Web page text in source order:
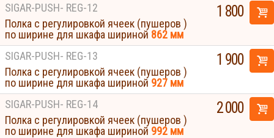
SIGAR-PUSH- REG-12
Полка с регулировкой ячеек (пушеров )
по ширине для шкафа шириной 862 мм
1 800
SIGAR-PUSH- REG-13
Полка с регулировкой ячеек (пушеров )
по ширине для шкафа шириной 927 мм
1 900
SIGAR-PUSH- REG-14
Полка с регулировкой ячеек (пушеров )
по ширине для шкафа шириной 992 мм
2 000